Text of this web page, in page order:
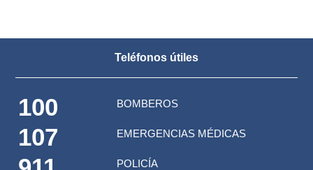
Teléfonos útiles
100 BOMBEROS
107 EMERGENCIAS MÉDICAS
POLICÍA